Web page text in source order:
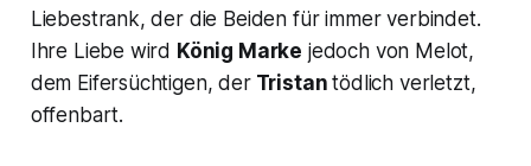
Liebestrank, der die Beiden für immer verbindet.
Ihre Liebe wird König Marke jedoch von Melot,
dem Eifersüchtigen, derTristantödlich verletzt,
offenbart.